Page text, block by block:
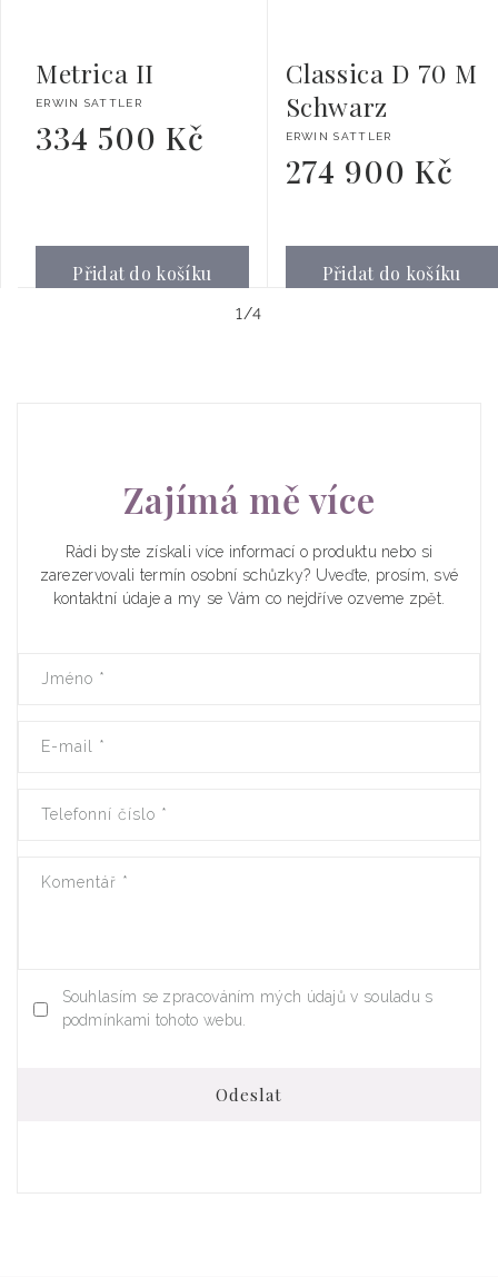
Metrica II
Dodavatel:
ERWIN SATTLER
Běžná
cena
334 500 Kč
Přidat do košíku
Classica D 70 M
Schwarz
Dodavatel:
ERWIN SATTLER
Běžná
cena
274 900 Kč
Přidat do košíku
1/z4
Zajímá mě více
Rádi byste získali více informací o produktu nebo si
zarezervovali termín osobní schůzky? Uveďte, prosím, své
kontaktní údaje a my se Vám co nejdříve ozveme zpět.
Jméno *
E-mail *
Telefonní číslo *
Komentář *
Souhlasím se zpracováním mých údajů v souladu s
podmínkami tohoto webu.
Odeslat